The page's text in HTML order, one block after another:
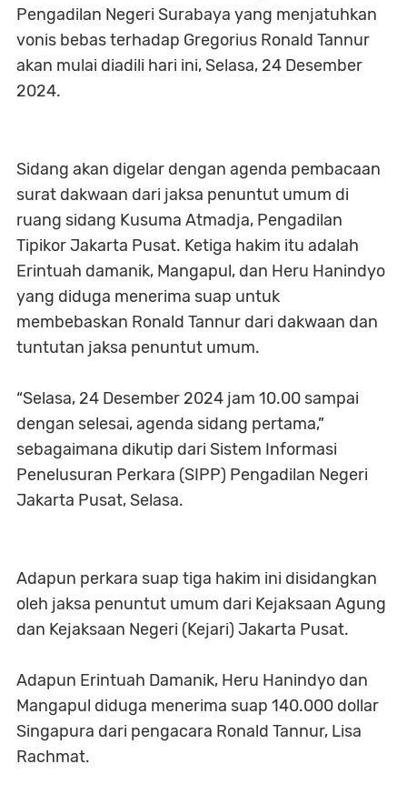
Pengadilan Negeri Surabaya yang menjatuhkan
vonis bebas terhadap Gregorius Ronald Tannur
akan mulai diadili hari ini, Selasa, 24 Desember
2024.
Sidang akan digelar dengan agenda pembacaan
surat dakwaan dari jaksa penuntut umum di
ruang sidang Kusuma Atmadja, Pengadilan
Tipikor Jakarta Pusat. Ketiga hakim itu adalah
Erintuah damanik, Mangapul, dan Heru Hanindyo
yang diduga menerima suap untuk
membebaskan Ronald Tannur dari dakwaan dan
tuntutan jaksa penuntut umum.
“Selasa, 24 Desember 2024 jam 10.00 sampai
dengan selesai, agenda sidang pertama,”
sebagaimana dikutip dari Sistem Informasi
Penelusuran Perkara (SIPP) Pengadilan Negeri
Jakarta Pusat, Selasa.
Adapun perkara suap tiga hakim ini disidangkan
oleh jaksa penuntut umum dari Kejaksaan Agung
dan Kejaksaan Negeri (Kejari) Jakarta Pusat.
Adapun Erintuah Damanik, Heru Hanindyo dan
Mangapul diduga menerima suap 140.000 dollar
Singapura dari pengacara Ronald Tannur, Lisa
Rachmat.